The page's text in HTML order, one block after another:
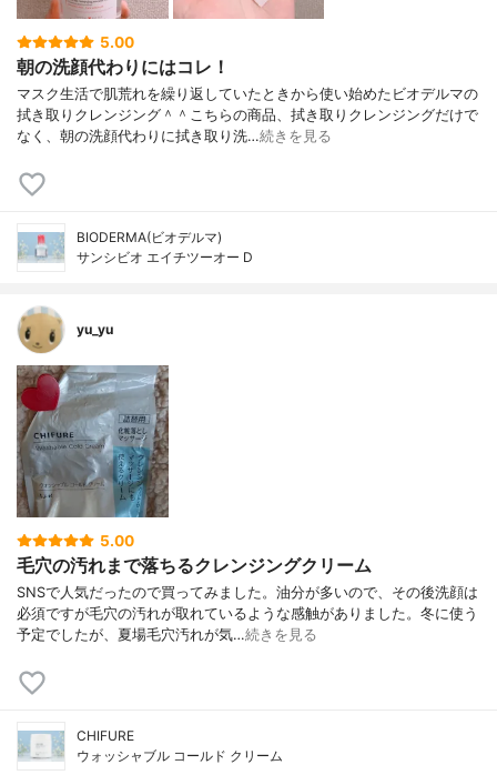
5.00
朝の洗顔代わりにはコレ！
マスク生活で肌荒れを繰り返していたときから使い始めたビオデルマの
拭き取りクレンジング＾＾こちらの商品、拭き取りクレンジングだけで
なく、朝の洗顔代わりに拭き取り洗…続きを見る
BIODERMA(ビオデルマ)
サンシビオ エイチツーオー D
yu_yu
5.00
毛穴の汚れまで落ちるクレンジングクリーム
SNSで人気だったので買ってみました。油分が多いので、その後洗顔は
必須ですが毛穴の汚れが取れているような感触がありました。冬に使う
予定でしたが、夏場毛穴汚れが気…続きを見る
CHIFURE
ウォッシャブル コールド クリーム